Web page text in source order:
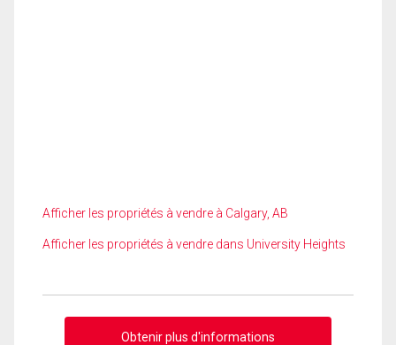
Afficher les propriétés à vendre à Calgary, AB
Afficher les propriétés à vendre dans University Heights
Obtenir plus d'informations